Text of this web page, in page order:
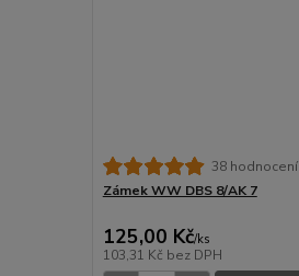
38 hodnocení
Zámek WW DBS 8/AK 7
125,00 Kč/ks
103,31 Kč bez DPH